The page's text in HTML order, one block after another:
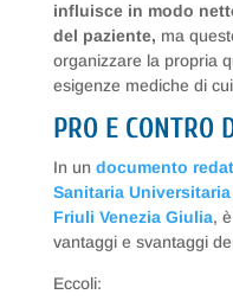
influisce in modo
del paziente, ma
organizzare la propria
esigenze mediche di
PRO E CONTRO
In un documento
Sanitaria
Friuli Venezia Giulia,
vantaggi e svantaggi
Eccoli: